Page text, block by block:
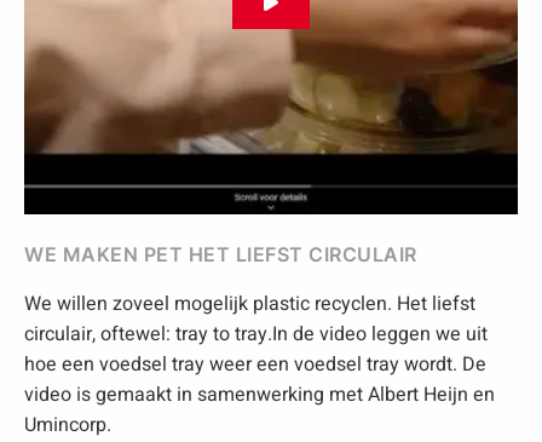
WE MAKEN PET HET LIEFST CIRCULAIR
We willen zoveel mogelijk plastic recyclen. Het liefst
circulair, oftewel: tray to tray.In de video leggen we uit
hoe een voedsel tray weer een voedsel tray wordt. De
video is gemaakt in samenwerking met Albert Heijn en
Umincorp.
Speel
video
af
in
popup